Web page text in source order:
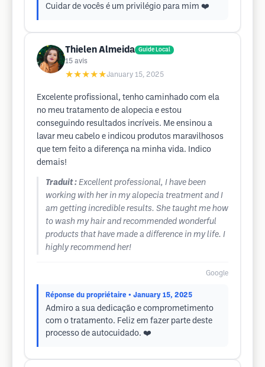
Cuidar de vocês é um privilégio para mim ❤️
Thielen Almeida Guide Local
15 avis
★★★★★January 15, 2025
Excelente profissional, tenho caminhado com ela
no meu tratamento de alopecia e estou
conseguindo resultados incríveis. Me ensinou a
lavar meu cabelo e indicou produtos maravilhosos
que tem feito a diferença na minha vida. Indico
demais!
Traduit : Excellent professional, I have been
working with her in my alopecia treatment and I
am getting incredible results. She taught me how
to wash my hair and recommended wonderful
products that have made a difference in my life. I
highly recommend her!
Google
Réponse du propriétaire • January 15, 2025
Admiro a sua dedicação e comprometimento
com o tratamento. Feliz em fazer parte deste
processo de autocuidado. ❤️